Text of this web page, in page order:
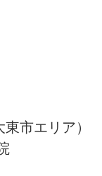
市エリア）